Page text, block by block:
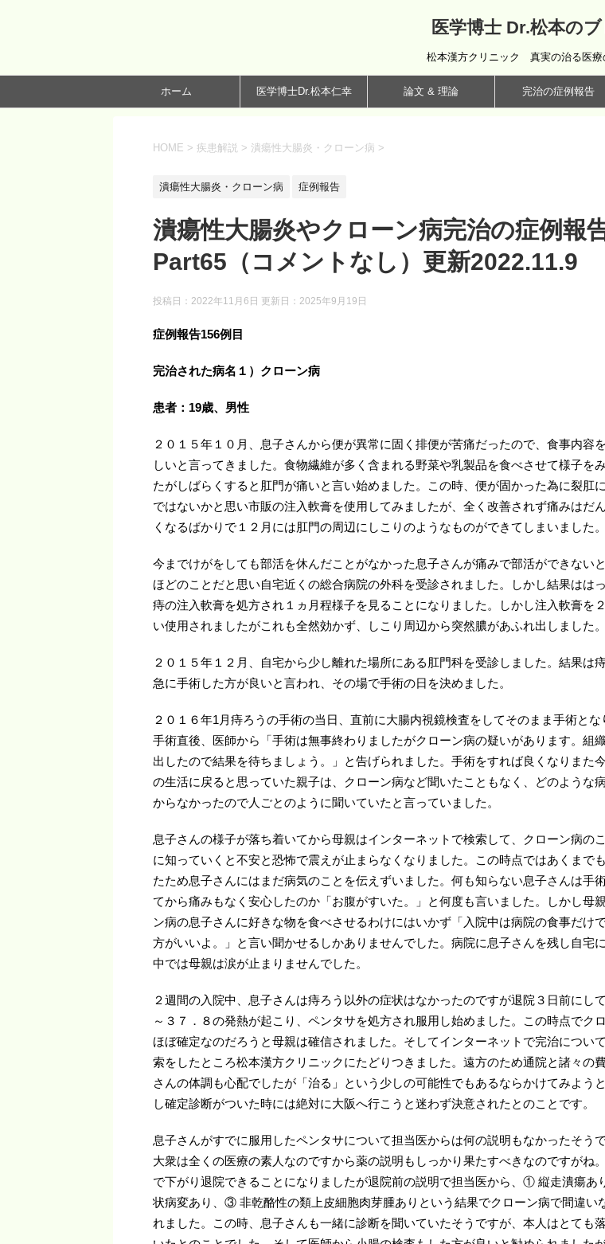
医学博士 Dr.松本の
松本漢方クリニック 真実の治る医療
ホーム 医学博士Dr.松本仁幸 論文 & 理論 完治の症例報告
HOME > 疾患解説 > 潰瘍性大腸炎・クローン病 >
潰瘍性大腸炎・クローン病 症例報告
潰瘍性大腸炎やクローン病完治の症例報
Part65（コメントなし）更新2022.11.9
投稿日：2022年11月6日 更新日： 2025年9月19日
症例報告156例目
完治された病名１）クローン病
患者：19歳、男性
２０１５年１０月、息子さんから便が異常に固く排便が苦痛だったので、食事内容
しいと言ってきました。食物繊維が多く含まれる野菜や乳製品を食べさせて様子を
たがしばらくすると肛門が痛いと言い始めました。この時、便が固かった為に裂肛
ではないかと思い市販の注入軟膏を使用してみましたが、全く改善されず痛みはだ
くなるばかりで１２月には肛門の周辺にしこりのようなものができてしまいました。
今までけがをしても部活を休んだことがなかった息子さんが痛みで部活ができない
ほどのことだと思い自宅近くの総合病院の外科を受診されました。しかし結果はは
痔の注入軟膏を処方され１ヵ月程様子を見ることになりました。しかし注入軟膏を
い使用されましたがこれも全然効かず、しこり周辺から突然膿があふれ出しました。
２０１５年１２月、自宅から少し離れた場所にある肛門科を受診しました。結果は
急に手術した方が良いと言われ、その場で手術の日を決めました。
２０１６年1月痔ろうの手術の当日、直前に大腸内視鏡検査をしてそのまま手術とな
手術直後、医師から「手術は無事終わりましたがクローン病の疑いがあります。組
出したので結果を待ちましょう。」と告げられました。手術をすれば良くなりまた
の生活に戻ると思っていた親子は、クローン病など聞いたこともなく、どのような
からなかったので人ごとのように聞いていたと言っていました。
息子さんの様子が落ち着いてから母親はインターネットで検索して、クローン病の
に知っていくと不安と恐怖で震えが止まらなくなりました。この時点ではあくまで
たため息子さんにはまだ病気のことを伝えずいました。何も知らない息子さんは手
てから痛みもなく安心したのか「お腹がすいた。」と何度も言いました。しかし母
ン病の息子さんに好きな物を食べさせるわけにはいかず「入院中は病院の食事だけ
方がいいよ。」と言い聞かせるしかありませんでした。病院に息子さんを残し自宅
中では母親は涙が止まりませんでした。
２週間の入院中、息子さんは痔ろう以外の症状はなかったのですが退院３日前にし
～３７．８の発熱が起こり、ペンタサを処方され服用し始めました。この時点でク
ほぼ確定なのだろうと母親は確信されました。そしてインターネットで完治につい
索をしたところ松本漢方クリニックにたどりつきました。遠方のため通院と諸々の
さんの体調も心配でしたが「治る」という少しの可能性でもあるならかけてみよう
し確定診断がついた時には絶対に大阪へ行こうと迷わず決意されたとのことです。
息子さんがすでに服用したペンタサについて担当医からは何の説明もなかったそう
大衆は全くの医療の素人なのですから薬の説明もしっかり果たすべきなのですがね
で下がり退院できることになりましたが退院前の説明で担当医から、① 縦走潰瘍
状病変あり、③ 非乾酪性の類上皮細胞肉芽腫ありという結果でクローン病で間違い
れました。この時、息子さんも一緒に診断を聞いていたそうですが、本人はとても